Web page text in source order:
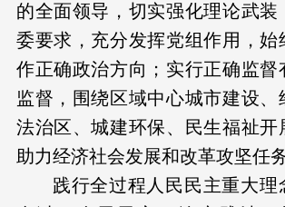
的全面领导，切实强化理论武装
委要求，充分发挥党组作用，始
作正确政治方向；实行正确监督
监督，围绕区域中心城市建设、
法治区、城建环保、民生福祉开
助力经济社会发展和改革攻坚任务
践行全过程人民民主重大理